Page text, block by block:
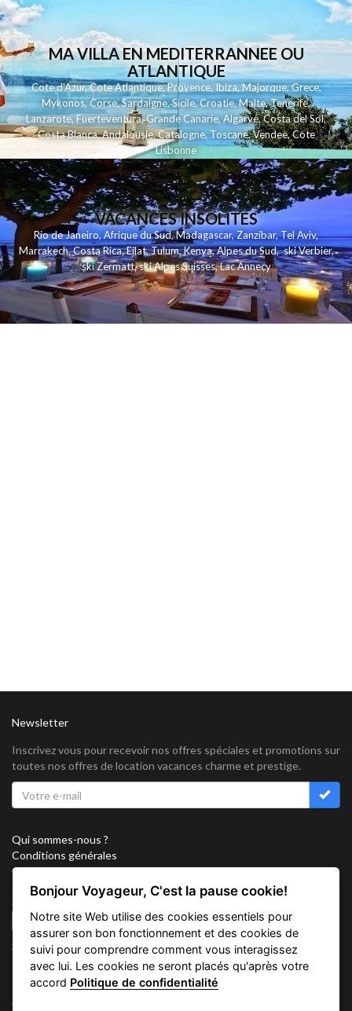
MA VILLA EN MEDITERRANNEE OU
ATLANTIQUE
Cote d'Azur,Cote Atlantique,Provence,Ibiza,Majorque,Grece,
Mykonos,Corse,Sardaigne,Sicile,Croatie,Malte,Tenerife,
Lanzarote,Fuerteventura,Grande Canarie,Algarve,Costa del Sol,
Costa Blanca,Andalousie,Catalogne,Toscane,Vendee,Cote
Lisbonne
VACANCES INSOLITES
Rio de Janeiro,Afrique du Sud,Madagascar,Zanzibar,Tel Aviv,
Marrakech,Costa Rica,Eilat,Tulum,Kenya,Alpes du Sud,ski Verbier,
ski Zermatt,ski Alpes Suisses,Lac Annecy
Newsletter
Inscrivez vous pour recevoir nos offres spéciales et promotions sur
toutes nos offres de location vacances charme et prestige.
Qui sommes-nous ?
Conditions générales
Confidentialité
Partenariat
Sitemap
Cookies
Suivez nous sur
Vacation Key Corp. 2905 Point East Drive #L-215. Aventura.
Bonjour Voyageur, C'est la pause cookie!
Notre site Web utilise des cookies essentiels pour
assurer son bon fonctionnement et des cookies de
suivi pour comprendre comment vous interagissez
avec lui. Les cookies ne seront placés qu'après votre
accord Politique de confidentialité